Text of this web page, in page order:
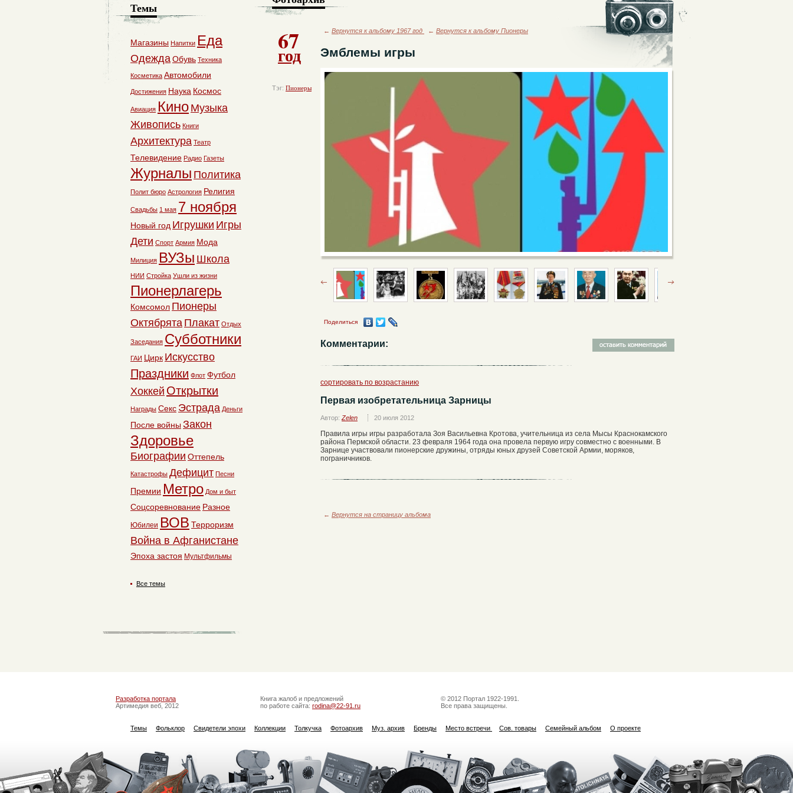
67
год
Тэг: Пионеры
← Вернутся к альбому 1967 год ← Вернутся к альбому Пионеры
Эмблемы игры
Поделиться
Комментарии:
сортировать по возрастанию
Первая изобретательница Зарницы
Автор: Zelen 20 июля 2012
Правила игры игры разработала Зоя Васильевна Кротова, учительница из села Мысы Краснокамского
района Пермской области. 23 февраля 1964 года она провела первую игру совместно с военными. В
Зарнице участвовали пионерские дружины, отряды юных друзей Советской Армии, моряков,
пограничников.
← Вернутся на страницу альбома
Темы
Магазины Напитки Еда
ОдеждаОбувь Техника
Косметика Автомобили
Достижения Наука Космос
Авиация Кино Музыка
Живопись Книги
Архитектура Театр
Телевидение Радио Газеты
Журналы Политика
Полит бюро Астрология Религия
Свадьбы 1 мая 7 ноября
Новый год Игрушки Игры
Дети Спорт Армия Мода
Милиция ВУЗы Школа
НИИ Стройка Ушли из жизни
Пионерлагерь
Комсомол Пионеры
Октябрята Плакат Отдых
Заседания Субботники
ГАИ Цирк Искусство
Праздники Флот Футбол
Хоккей Открытки
Награды Секс Эстрада Деньги
После войны Закон
Здоровье
Биографии Оттепель
Катастрофы Дефицит Песни
Премии Метро Дом и быт
Соцсоревнование Разное
Юбилеи ВОВ Терроризм
Война в Афганистане
Эпоха застоя Мультфильмы
Все темы
Разработка портала
Артимедия веб, 2012
Книга жалоб и предложений
по работе сайта: rodina@22-91.ru
© 2012 Портал 1922-1991.
Все права защищены.
Темы Фольклор Свидетели эпохи Коллекции Толкучка Фотоархив Муз. архив Бренды Место встречи Сов. товары Семейный альбом О проекте